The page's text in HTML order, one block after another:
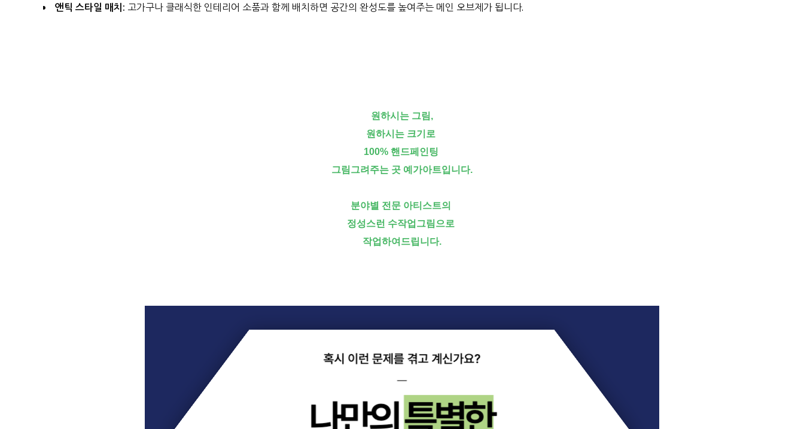
앤틱 스타일 매치: 고가구나 클래식한 인테리어 소품과 함께 배치하면 공간의 완성도를 높여주는 메인 오브제가 됩니다.
원하시는 그림,
원하시는 크기로
100% 핸드페인팅
그림그려주는 곳 예가아트입니다.
분야별 전문 아티스트의
정성스런 수작업그림으로
작업하여드립니다.